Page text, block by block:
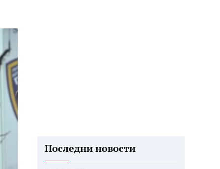
Последни новости